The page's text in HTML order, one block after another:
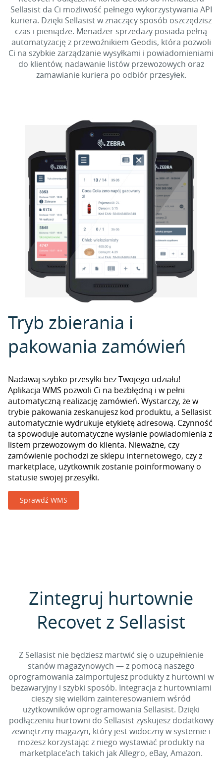
Sellasist da Ci możliwość pełnego wykorzystywania API
kuriera. Dzięki Sellasist w znaczący sposób oszczędzisz
czas i pieniądze. Menadżer sprzedaży posiada pełną
automatyzację z przewoźnikiem Geodis, która pozwoli
Ci na szybkie zarządzanie wysyłkami i powiadomieniami
do klientów, nadawanie listów przewozowych oraz
zamawianie kuriera po odbiór przesyłek.
Tryb zbierania i
pakowania zamówień
Nadawaj szybko przesyłki bez Twojego udziału!
Aplikacja WMS pozwoli Ci na bezbłędną i w pełni
automatyczną realizację zamówień. Wystarczy, że w
trybie pakowania zeskanujesz kod produktu, a Sellasist
automatycznie wydrukuje etykietę adresową. Czynność
ta spowoduje automatyczne wysłanie powiadomienia z
listem przewozowym do klienta. Nieważne, czy
zamówienie pochodzi ze sklepu internetowego, czy z
marketplace, użytkownik zostanie poinformowany o
statusie swojej przesyłki.
Sprawdź WMS
Zintegruj hurtownie
Recovet z Sellasist
Z Sellasist nie będziesz martwić się o uzupełnienie
stanów magazynowych — z pomocą naszego
oprogramowania zaimportujesz produkty z hurtowni w
bezawaryjny i szybki sposób. Integracja z hurtowniami
cieszy się wielkim zainteresowaniem wśród
użytkowników oprogramowania Sellasist. Dzięki
podłączeniu hurtowni do Sellasist zyskujesz dodatkowy
zewnętrzny magazyn, który jest widoczny w systemie i
możesz korzystając z niego wystawiać produkty na
marketplace’ach takich jak Allegro, eBay, Amazon.